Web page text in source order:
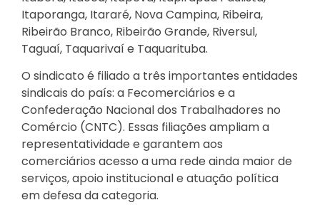
Itaporanga, Itararé, Nova Campina, Ribeira,
Ribeirão Branco, Ribeirão Grande, Riversul,
Taguaí, Taquarivaí e Taquarituba.
O sindicato é filiado a três importantes entidades
sindicais do país: a Fecomerciários e a
Confederação Nacional dos Trabalhadores no
Comércio (CNTC). Essas filiações ampliam a
representatividade e garantem aos
comerciários acesso a uma rede ainda maior de
serviços, apoio institucional e atuação política
em defesa da categoria.